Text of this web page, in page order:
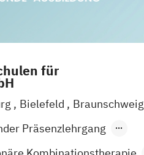
für
Bielefeld
Braunschweig
Dresden
am Main Freiburg
Gießen
Präsenzlehrgang